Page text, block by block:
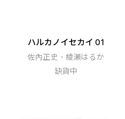
ハルカノイセカイ 01
佐內正史、綾瀬はるか
缺貨中